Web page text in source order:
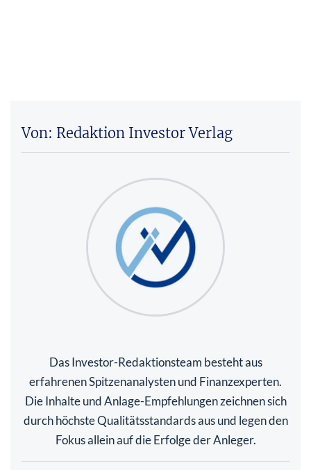
Von: Redaktion Investor Verlag
Das Investor-Redaktionsteam besteht aus
erfahrenen Spitzenanalysten und Finanzexperten.
Die Inhalte und Anlage-Empfehlungen zeichnen sich
durch höchste Qualitätsstandards aus und legen den
Fokus allein auf die Erfolge der Anleger.